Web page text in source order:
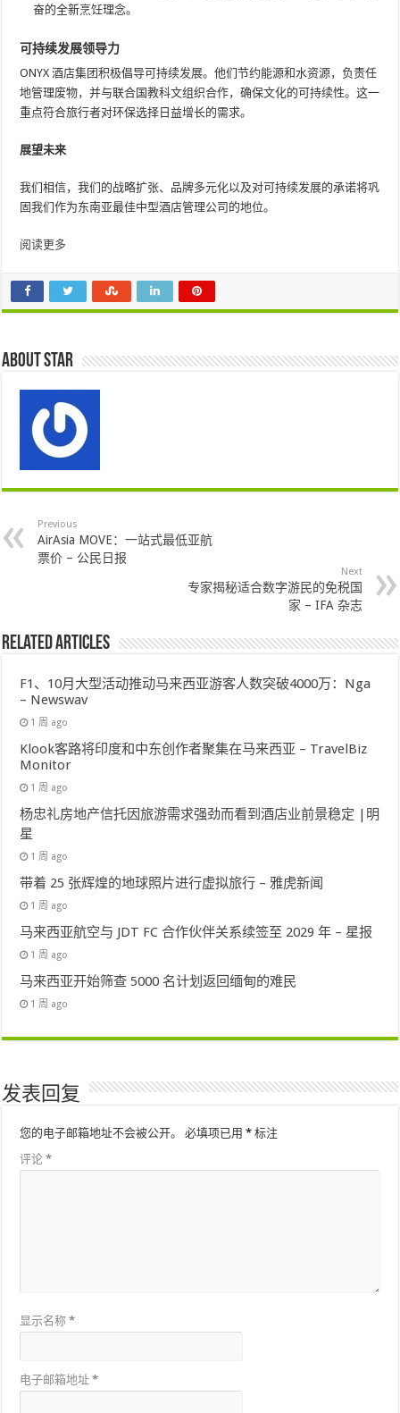
奋的全新烹饪理念。
可持续发展领导力
ONYX 酒店集团积极倡导可持续发展。他们节约能源和水资源，负责任
地管理废物，并与联合国教科文组织合作，确保文化的可持续性。这一
重点符合旅行者对环保选择日益增长的需求。
展望未来
我们相信，我们的战略扩张、品牌多元化以及对可持续发展的承诺将巩
固我们作为东南亚最佳中型酒店管理公司的地位。
阅读更多
About star
Previous
AirAsia MOVE：一站式最低亚航
票价 – 公民日报
Next
专家揭秘适合数字游民的免税国
家 – IFA 杂志
Related Articles
F1、10月大型活动推动马来西亚游客人数突破4000万：Nga
– Newswav
1 周 ago
Klook客路将印度和中东创作者聚集在马来西亚 – TravelBiz
Monitor
1 周 ago
杨忠礼房地产信托因旅游需求强劲而看到酒店业前景稳定 |明
星
1 周 ago
带着 25 张辉煌的地球照片进行虚拟旅行 – 雅虎新闻
1 周 ago
马来西亚航空与 JDT FC 合作伙伴关系续签至 2029 年 – 星报
1 周 ago
马来西亚开始筛查 5000 名计划返回缅甸的难民
1 周 ago
发表回复
您的电子邮箱地址不会被公开。 必填项已用* 标注
评论*
显示名称*
电子邮箱地址*